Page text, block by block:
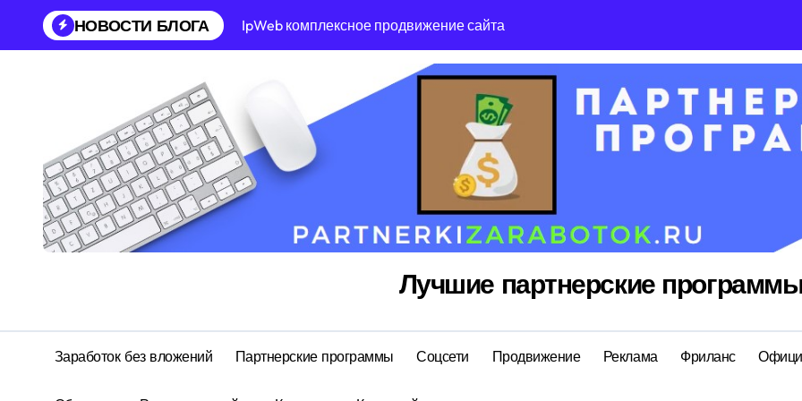
Перейти
содержанию
НОВОСТИ БЛОГА IpWeb комплексное продвижение сайта Reg Ru топ
Лучшие партнерские
Заработок без вложений Партнерские программы Соцсети Продвижение Реклама Фриланс